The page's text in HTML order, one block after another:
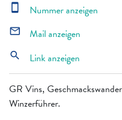
GR Vins,
Winzerführer.
smartphone Nummer anzeigen
mail_outline Mail anzeigen
search Link anzeigen